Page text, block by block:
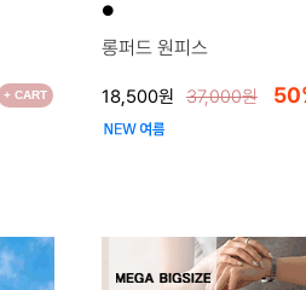
+ CART
●
롱퍼드 원피스
18,500원 37,000원